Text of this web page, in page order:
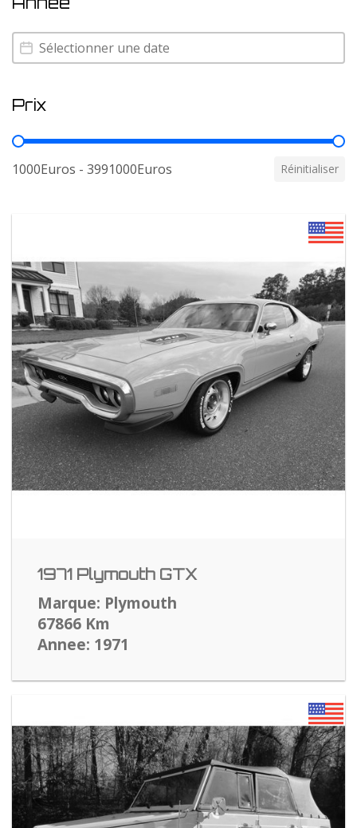
Annee
Annee
Prix
Prix
1000Euros - 3991000Euros Réinitialiser
1971 Plymouth GTX
Marque: Plymouth
67866 Km
Annee: 1971